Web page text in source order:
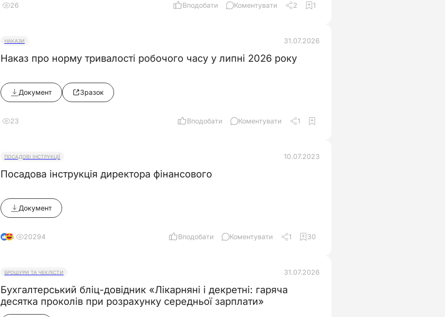
26 Вподобати Коментувати 2 1
НАКАЗИ 31.07.2026
Наказ про норму тривалості робочого часу у липні 2026 року
Документ Зразок
23 Вподобати Коментувати 1
ПОСАДОВІ ІНСТРУКЦІЇ 10.07.2023
Посадова інструкція директора фінансового
Документ
5 20294 Вподобати Коментувати 1 30
БРОШУРИ ТА ЧЕКЛІСТИ 31.07.2026
Бухгалтерський бліц-довідник «Лікарняні і декретні: гаряча
десятка проколів при розрахунку середньої зарплати»